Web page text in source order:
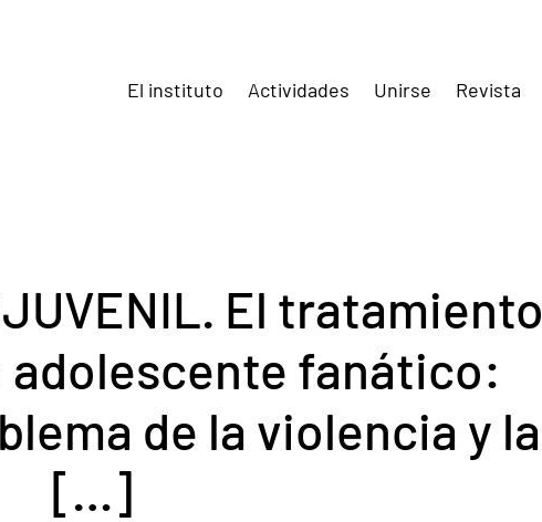
El instituto Actividades Unirse Revista
El tratamiento
adolescente fanático:
de la violencia y la
[…]